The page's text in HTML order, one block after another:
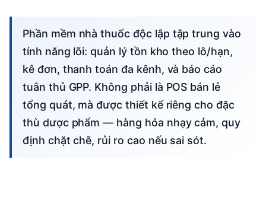
Phần mềm nhà thuốc độc lập tập trung vào
tính năng lõi: quản lý tồn kho theo lô/hạn,
kê đơn, thanh toán đa kênh, và báo cáo
tuân thủ GPP. Không phải là POS bán lẻ
tổng quát, mà được thiết kế riêng cho đặc
thù dược phẩm — hàng hóa nhạy cảm, quy
định chặt chẽ, rủi ro cao nếu sai sót.